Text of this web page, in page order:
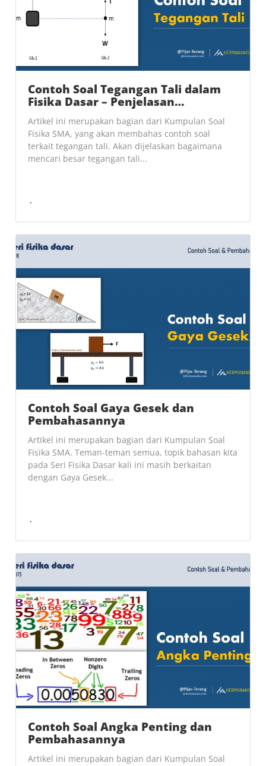
Contoh Soal Tegangan Tali dalam
Fisika Dasar – Penjelasan…
Artikel ini merupakan bagian dari Kumpulan Soal
Fisika SMA, yang akan membahas contoh soal
terkait tegangan tali. Akan dijelaskan bagaimana
mencari besar tegangan tali...
Contoh Soal Gaya Gesek dan
Pembahasannya
Artikel ini merupakan bagian dari Kumpulan Soal
Fisika SMA. Teman-teman semua, topik bahasan kita
pada Seri Fisika Dasar kali ini masih berkaitan
dengan Gaya Gesek...
Contoh Soal Angka Penting dan
Pembahasannya
Artikel ini merupakan bagian dari Kumpulan Soal